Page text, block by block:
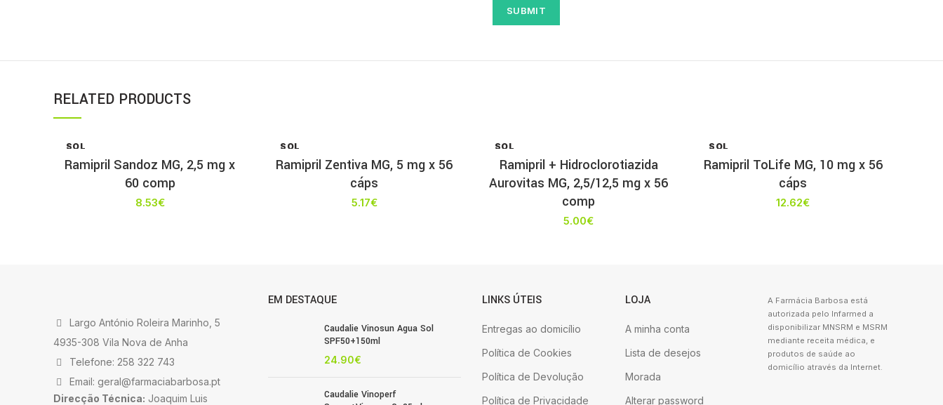
RELATED PRODUCTS
SOL
T
Ramipril Sandoz MG, 2,5 mg x
60 comp
8.53€
SOL
T
Ramipril Zentiva MG, 5 mg x 56
cáps
5.17€
SOL
T
Ramipril + Hidroclorotiazida
Aurovitas MG, 2,5/12,5 mg x 56
comp
5.00€
SOL
T
Ramipril ToLife MG, 10 mg x 56
cáps
12.62€
Largo António Roleira Marinho, 5
4935-308 Vila Nova de Anha
Telefone: 258 322 743
Email: geral@farmaciabarbosa.pt
Direcção Técnica: Joaquim Luis
EM DESTAQUE
Caudalie Vinosun Agua Sol
SPF50+150ml
24.90€
Caudalie Vinoperf
LINKS ÚTEIS
Entregas ao domicílio
Política de Cookies
Política de Devolução
Política de Privacidade
LOJA
A minha conta
Lista de desejos
Morada
Alterar password
A Farmácia Barbosa está
autorizada pelo Infarmed a
disponibilizar MNSRM e MSRM
mediante receita médica, e
produtos de saúde ao
domicílio através da Internet.